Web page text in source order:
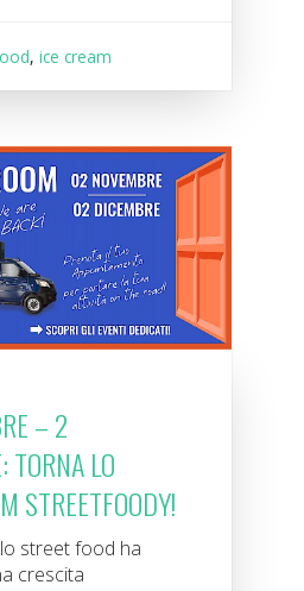
,ice cream
– 2
TORNA LO
STREETFOODY!
street food ha
crescita